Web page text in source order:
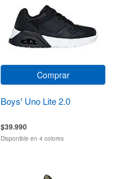
Comprar
Boys' Uno Lite 2.0
$39.990
Disponible en 4 colores